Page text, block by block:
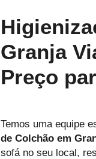
Granja
Preço
Temos uma equipe
de Colchão em
sofá no seu local,